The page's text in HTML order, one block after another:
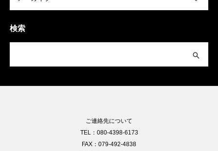
検索
ご連絡先について
TEL：080-4398-6173
FAX：079-492-4838